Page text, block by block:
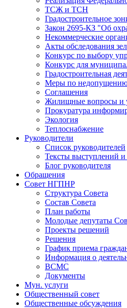
ТСЖ и ТСН
Градостроительное
Закон 2695-КЗ "Об
Некоммерческие
Акты обследования
Конкурс по выбору
Конкурс для
Градостроительная
Меры по недопущению
Соглашения
Жилищные вопросы и
Прокуратура
Экология
Теплоснабжение
Руководители
Список руководителей
Тексты выступлений и
Блог руководителя
Обращения
Совет НГПНР
Структура Совета
Состав Совета
План работы
Молодые депутаты
Проекты решений
Решения
График приема
Информация о
ВСМС
Документы
Мун. услуги
Общественный совет
Общественные обсуждения